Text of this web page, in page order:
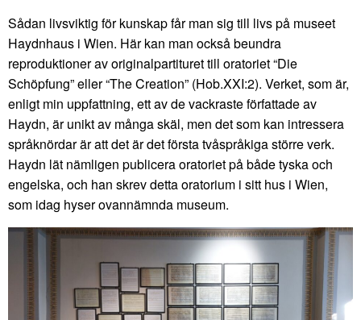
Sådan livsviktig för kunskap får man sig till livs på museet
Haydnhaus i Wien. Här kan man också beundra
reproduktioner av originalpartituret till oratoriet “Die
Schöpfung” eller “The Creation” (Hob.XXI:2). Verket, som är,
enligt min uppfattning, ett av de vackraste författade av
Haydn, är unikt av många skäl, men det som kan intressera
språknördar är att det är det första tvåspråkiga större verk.
Haydn lät nämligen publicera oratoriet på både tyska och
engelska, och han skrev detta oratorium i sitt hus i Wien,
som idag hyser ovannämnda museum.